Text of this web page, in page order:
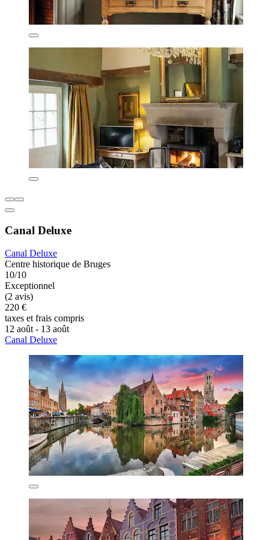
Canal Deluxe
Canal Deluxe
Centre historique de Bruges
10/10
Exceptionnel
(2 avis)
220 €
taxes et frais compris
12 août - 13 août
Canal Deluxe